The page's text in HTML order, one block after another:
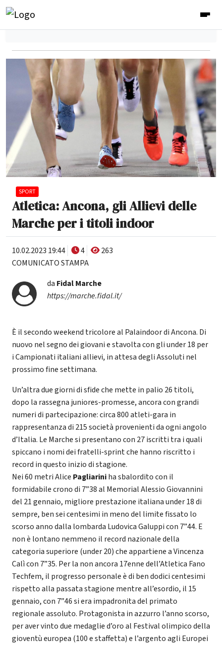
SPORT
Atletica: Ancona, gli Allievi delle
Marche per i titoli indoor
10.02.2023 19:44 4
263
COMUNICATO STAMPA
da Fidal Marche
https://marche.fidal.it/
È il secondo weekend tricolore al Palaindoor di Ancona. Di
nuovo nel segno dei giovani e stavolta con gli under 18 per
i Campionati italiani allievi, in attesa degli Assoluti nel
prossimo fine settimana.
Un’altra due giorni di sfide che mette in palio 26 titoli,
dopo la rassegna juniores-promesse, ancora con grandi
numeri di partecipazione: circa 800 atleti-gara in
rappresentanza di 215 società provenienti da ogni angolo
d’Italia. Le Marche si presentano con 27 iscritti tra i quali
spiccano i nomi dei fratelli-sprint che hanno riscritto i
record in questo inizio di stagione.
Nei 60 metri Alice Pagliariniha sbalordito con il
formidabile crono di 7”38 al Memorial Alessio Giovannini
del 21 gennaio, migliore prestazione italiana under 18 di
sempre, ben sei centesimi in meno del limite fissato lo
scorso anno dalla lombarda Ludovica Galuppi con 7”44. E
non è lontano nemmeno il record nazionale della
categoria superiore (under 20) che appartiene a Vincenza
Calì con 7”35. Per la non ancora 17enne dell’Atletica Fano
Techfem, il progresso personale è di ben dodici centesimi
rispetto alla passata stagione mentre all’esordio, il 15
gennaio, con 7”46 si era impadronita del primato
regionale assoluto. Protagonista in azzurro l’anno scorso,
per aver vinto due medaglie d’oro al Festival olimpico della
gioventù europea (100 e staffetta) e l’argento agli Europei